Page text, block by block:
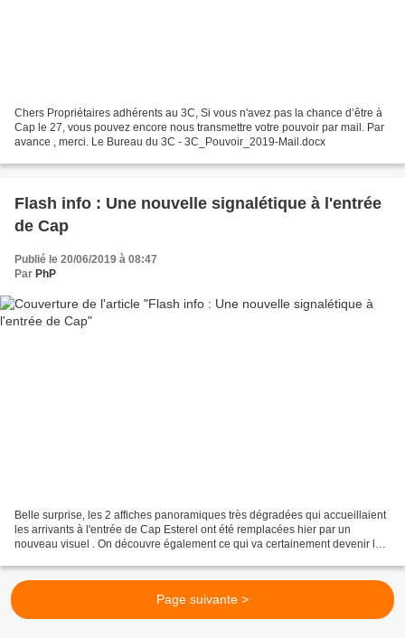
Chers Propriétaires adhérents au 3C, Si vous n'avez pas la chance d’être à
Cap le 27, vous pouvez encore nous transmettre votre pouvoir par mail. Par
avance , merci. Le Bureau du 3C - 3C_Pouvoir_2019-Mail.docx
Flash info : Une nouvelle signalétique à l'entrée
de Cap
Publié le 20/06/2019 à 08:47
Par PhP
Belle surprise, les 2 affiches panoramiques très dégradées qui accueillaient
les arrivants à l'entrée de Cap Esterel ont été remplacées hier par un
nouveau visuel . On découvre également ce qui va certainement devenir la
Page suivante >